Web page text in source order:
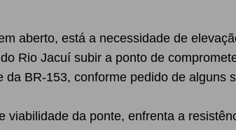
aberto, está a necessidade de
Rio Jacuí subir a ponto de
BR-153, conforme pedido de alguns
viabilidade da ponte, enfrenta a